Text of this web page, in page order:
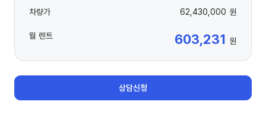
차량가 62,430,000 원
월 렌트 603,231 원
상담신청